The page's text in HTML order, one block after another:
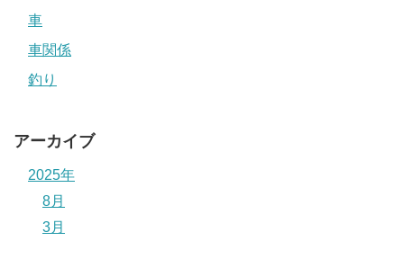
車
車関係
釣り
アーカイブ
2025年
8月
3月